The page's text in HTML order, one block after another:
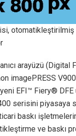
otomatikleştirilmiş
arayüzü (Digital
imagePRESS
EFI™ Fiery® DFE
serisini piyasaya
ticari baskı
ve baskı